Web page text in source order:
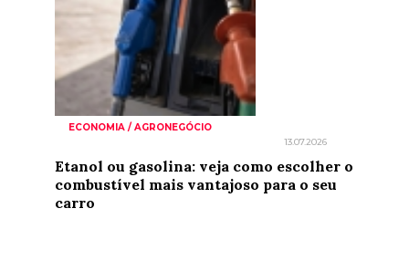
ECONOMIA / AGRONEGÓCIO
13.07.2026
Etanol ou gasolina: veja como escolher o
combustível mais vantajoso para o seu
carro